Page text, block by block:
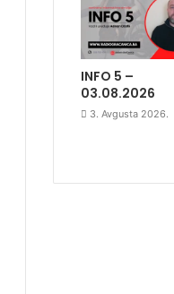
INFO 5 –
03.08.2026
3. Avgusta 2026.